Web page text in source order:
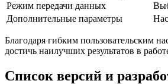
Режим передачи данных
Дополнительные параметры
Благодаря гибким пользовательским
достичь наилучших результатов в
Список версий и